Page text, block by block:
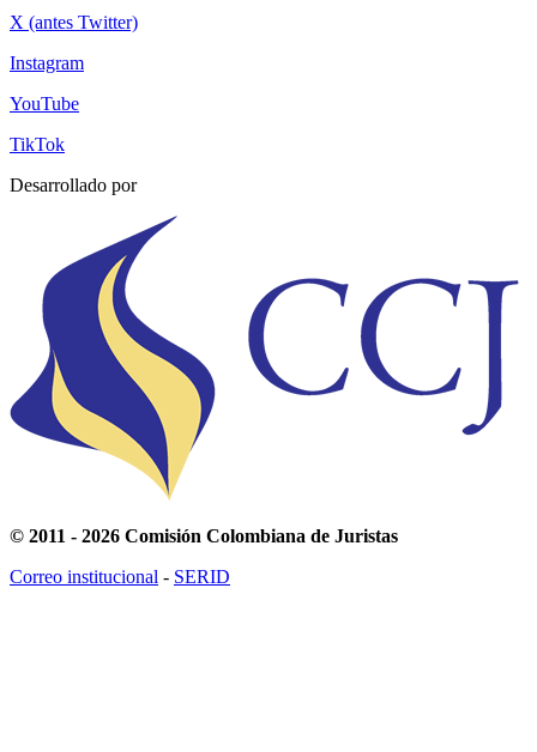
X (antes Twitter)
Instagram
YouTube
TikTok
Desarrollado por
© 2011 - 2026 Comisión Colombiana de Juristas
Correo institucional - SERID